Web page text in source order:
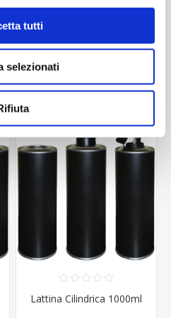
tutti
selezionati
Lattina Cilindrica 1000ml